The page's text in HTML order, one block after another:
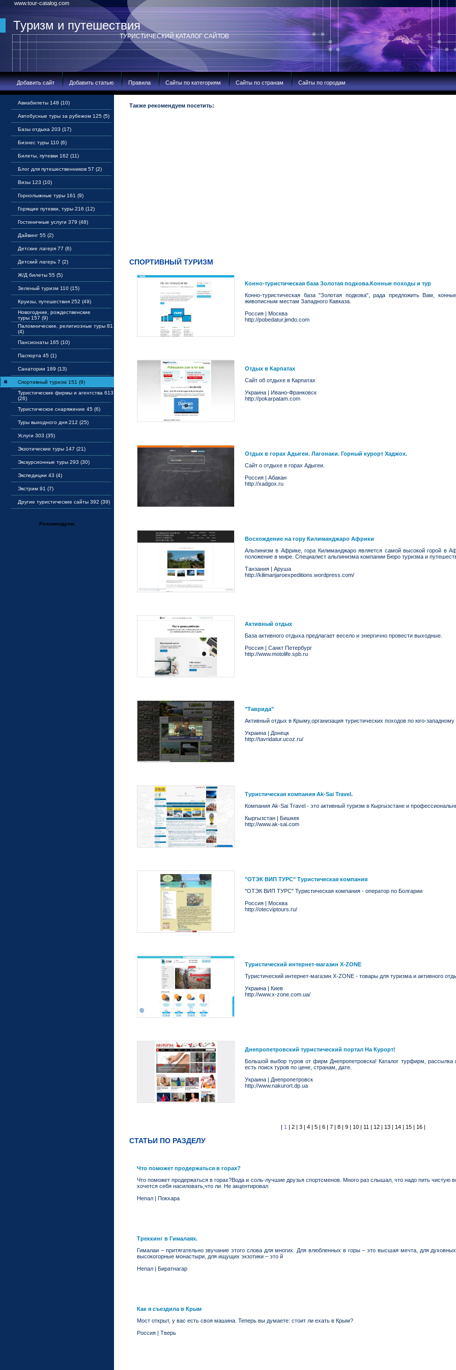
www.tour-catalog.com
Туризм и путешествия
ТУРИСТИЧЕСКИЙ КАТАЛОГ САЙТОВ
Добавить сайт Добавить статью Правила Сайты по категориям Сайты по странам Сайты по городам
Авиабилеты 148 (10)
Автобусные туры за рубежом 125 (5)
Базы отдыха 203 (17)
Бизнес туры 110 (6)
Билеты, путевки 162 (11)
Блог для путешественников 57 (2)
Визы 123 (10)
Горнолыжные туры 161 (9)
Горящие путевки, туры 216 (12)
Гостиничные услуги 379 (48)
Дайвинг 55 (2)
Детские лагеря 77 (6)
Детский лагерь 7 (2)
Ж/Д билеты 55 (5)
Зеленый туризм 110 (15)
Круизы, путешествия 252 (49)
Новогодние, рождественские
туры 157 (9)
Паломнические, религиозные туры 81
(4)
Пансионаты 165 (10)
Паспорта 45 (1)
Санатории 189 (13)
Спортивный туризм 151 (9)
Туристические фирмы и агентства 613
(26)
Туристическое снаряжение 45 (6)
Туры выходного дня 212 (25)
Услуги 303 (35)
Экзотические туры 147 (21)
Экскурсионные туры 293 (30)
Экспедиции 43 (4)
Экстрим 91 (7)
Другие туристические сайты 392 (39)
Рекомендуем:
Также рекомендуем посетить:
СПОРТИВНЫЙ ТУРИЗМ
Конно-туристическая база Золотая подкова.Конные походы и тур
Конно-туристическая база "Золотая подкова", рада предложить Вам,
живописным местам Западного Кавказа.
Россия | Москва
http://pobedatur.jimdo.com
Отдых в Карпатах
Сайт об отдыхе в Карпатах
Украина | Ивано-Франковск
http://pokarpatam.com
Отдых в горах Адыгеи. Лагонаки. Горный курорт Хаджох.
Сайт о отдыхе в горах Адыгеи.
Россия | Абакан
http://xadgox.ru
Восхождение на гору Килиманджаро Африки
Альпинизм в Африке, гора Килиманджаро является самой высокой горой в
положение в мире. Специалист альпинизма компании Бюро туризма и
Танзания | Аруша
http://kilimanjaroexpeditions.wordpress.com/
Активный отдых
База активного отдыха предлагает весело и энергично провести выходные.
Россия | Санкт Петербург
http://www.motolife.spb.ru
"Таврида"
Активный отдых в Крыму,организация туристических походов по юго-
Украина | Донецк
http://tavridatur.ucoz.ru/
Туристическая компания Ak-Sai Travel.
Компания Ak-Sai Travel - это активный туризм в Кыргызстане и
Кыргызстан | Бишкек
http://www.ak-sai.com
"ОТЭК ВИП ТУРС" Туристическая компания
"ОТЭК ВИП ТУРС" Туристическая компания - оператор по Болгарии
Россия | Москва
http://otecviptours.ru/
Туристический интернет-магазин X-ZONE
Туристический интернет-магазин X-ZONE - товары для туризма и активного
Украина | Киев
http://www.x-zone.com.ua/
Днепропетровский туристический портал На Курорт!
Большой выбор туров от фирм Днепропетровска! Каталог турфирм,
есть поиск туров по цене, странам, дате.
Украина | Днепропетровск
http://www.nakurort.dp.ua
| 1 | 2| 3| 4| 5| 6| 7| 8| 9| 10| 11 | 12| 13| 14| 15| 16|
СТАТЬИ ПО РАЗДЕЛУ
Что поможет продержаться в горах?
Что поможет продержаться в горах?Вода и соль-лучшие друзья спортсменов. Много раз слышал, что надо пить чистую
хочется себя насиловать,что ли. Не акцентировал
Непал | Покхара
Треккинг в Гималаях.
Гималаи – притягательно звучание этого слова для многих. Для влюбленных в горы – это высшая мечта, для
высокогорные монастыри, для ищущих экзотики – это й
Непал | Биратнагар
Как я съездила в Крым
Мост открыт, у вас есть своя машина. Теперь вы думаете: стоит ли ехать в Крым?
Россия | Тверь